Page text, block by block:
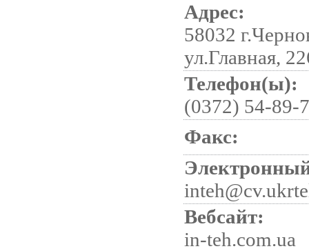
Адрес:
58032
ул.Главная,
Телефон(ы):
(0372) 54-89-
Факс:
Вебсайт:
in-teh.com.ua